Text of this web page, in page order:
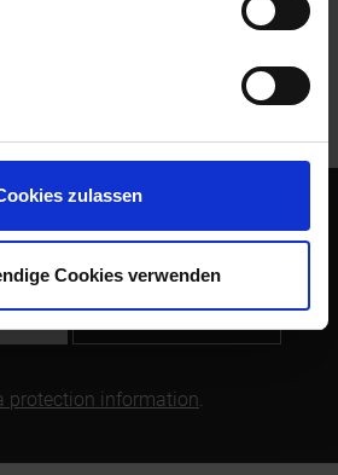
zulassen
Cookies verwenden
and ensure that you will no
protection information.